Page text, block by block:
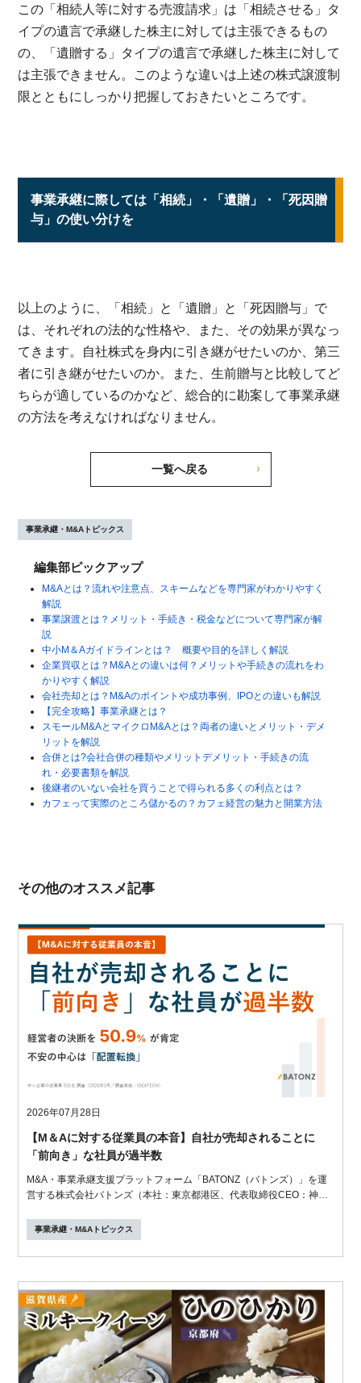
この「相続人等に対する売渡請求」は「相続させる」タ
イプの遺言で承継した株主に対しては主張できるもの
の、「遺贈する」タイプの遺言で承継した株主に対して
は主張できません。このような違いは上述の株式譲渡制
限とともにしっかり把握しておきたいところです。
事業承継に際しては「相続」・「遺贈」・「死因贈
与」の使い分けを
以上のように、「相続」と「遺贈」と「死因贈与」で
は、それぞれの法的な性格や、また、その効果が異なっ
てきます。自社株式を身内に引き継がせたいのか、第三
者に引き継がせたいのか。また、生前贈与と比較してど
ちらが適しているのかなど、総合的に勘案して事業承継
の方法を考えなければなりません。
一覧へ戻る
事業承継・M&Aトピックス
編集部ピックアップ
M&Aとは？流れや注意点、スキームなどを専門家がわかりやすく
解説
事業譲渡とは？メリット・手続き・税金などについて専門家が解
説
中小M＆Aガイドラインとは？ 概要や目的を詳しく解説
企業買収とは？M&Aとの違いは何？メリットや手続きの流れをわ
かりやすく解説
会社売却とは？M&Aのポイントや成功事例、IPOとの違いも解説
【完全攻略】事業承継とは？
スモールM&AとマイクロM&Aとは？両者の違いとメリット・デメ
リットを解説
合併とは?会社合併の種類やメリットデメリット・手続きの流
れ・必要書類を解説
後継者のいない会社を買うことで得られる多くの利点とは？
カフェって実際のところ儲かるの？カフェ経営の魅力と開業方法
その他のオススメ記事
2026年07月28日
【M＆Aに対する従業員の本音】自社が売却されることに
「前向き」な社員が過半数
M&A・事業承継支援プラットフォーム「BATONZ（バトンズ）」を運
営する株式会社バトンズ（本社：東京都港区、代表取締役CEO：神瀬
事業承継・M&Aトピックス